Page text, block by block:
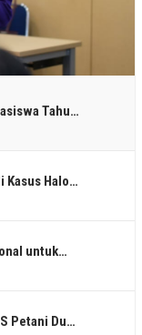
Tahu…
Kasus Halo…
untuk…
Petani Du…